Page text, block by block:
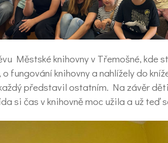
Městské knihovny v Třemošné,
fungování knihovny a nahlížely do
představil ostatním. Na závěr
si čas v knihovně moc užila a už teď